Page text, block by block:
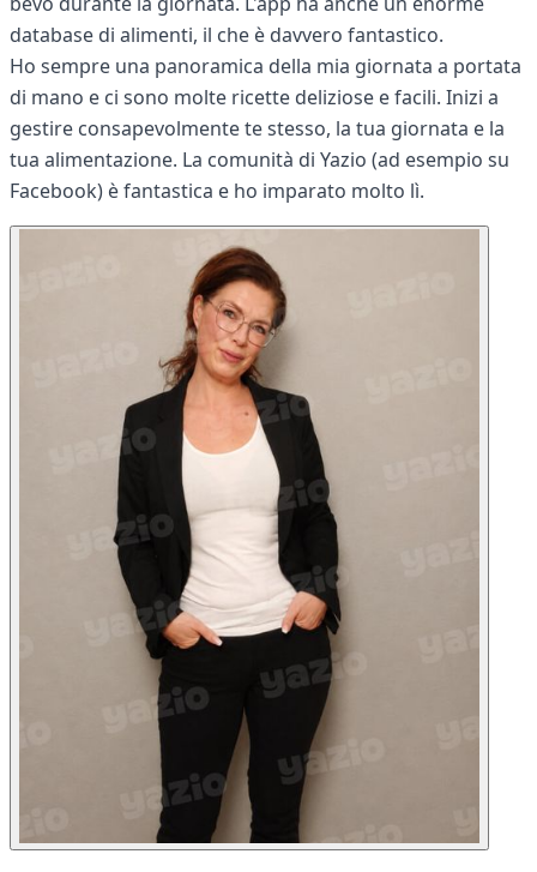
database di alimenti, il che è davvero fantastico.
Ho sempre una panoramica della mia giornata a portata
di mano e ci sono molte ricette deliziose e facili. Inizi a
gestire consapevolmente te stesso, la tua giornata e la
tua alimentazione. La comunità di Yazio (ad esempio su
Facebook) è fantastica e ho imparato molto lì.